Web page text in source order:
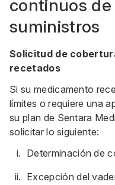
continuos
suministros
Solicitud de
recetados
Si su medicamento
límites o requiere una
su plan de Sentara
solicitar lo siguiente:
Determinación de
Excepción del